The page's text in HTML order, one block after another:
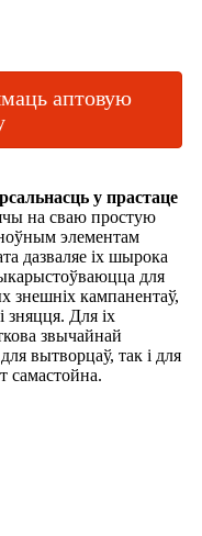
аптовую
у прастаце
на ​​сваю простую
элементам
дазваляе іх шырока
для
знешніх кампанентаў,
зняцця. Для іх
звычайнай
вытворцаў, так і для
самастойна.